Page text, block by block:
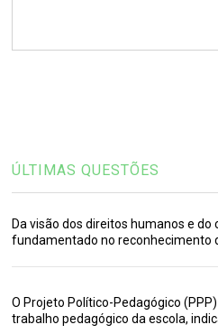
ÚLTIMAS QUESTÕES
Da visão dos direitos humanos e
fundamentado no reconhecimento
O Projeto Político-Pedagógico
trabalho pedagógico da escola,